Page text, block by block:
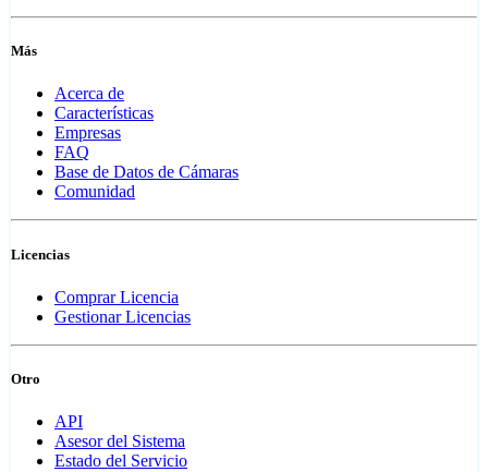
Más
Acerca de
Características
Empresas
FAQ
Base de Datos de Cámaras
Comunidad
Licencias
Comprar Licencia
Gestionar Licencias
Otro
API
Asesor del Sistema
Estado del Servicio